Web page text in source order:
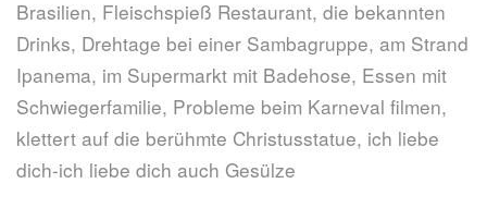
Brasilien, Fleischspieß Restaurant, die bekannten
Drinks, Drehtage bei einer Sambagruppe, am Strand
Ipanema, im Supermarkt mit Badehose, Essen mit
Schwiegerfamilie, Probleme beim Karneval filmen,
klettert auf die berühmte Christusstatue, ich liebe
dich-ich liebe dich auch Gesülze